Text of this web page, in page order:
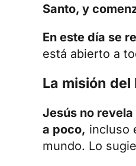
Santo, y
En este día se
está abierto a
La misión
Jesús no
a poco, incluso
mundo. Lo